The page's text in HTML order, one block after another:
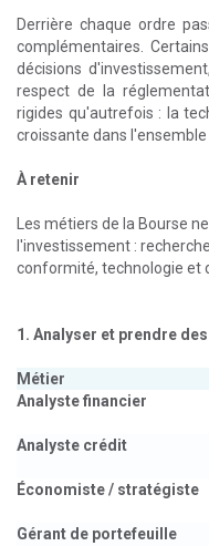
Derrière chaque ordre
complémentaires.
décisions
respect de la
rigides qu'autrefois : la
croissante dans
À retenir
Les métiers de la Bourse
l'investissement :
conformité, technologie et
1. Analyser et prendre
Métier
Analyste financier
Analyste crédit
Économiste / stratégiste
Gérant de portefeuille